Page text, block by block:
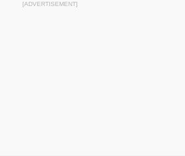
[ADVERTISEMENT]